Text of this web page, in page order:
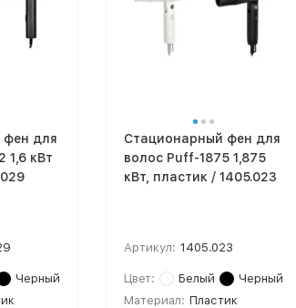
фен для
1,6 кВт
Черный
Стационарный фен для
волос Puff-1875 1,875
кВт, пластик / 1405.023
Артикул: 1405.023
Цвет: Белый
Черный
Материал: Пластик